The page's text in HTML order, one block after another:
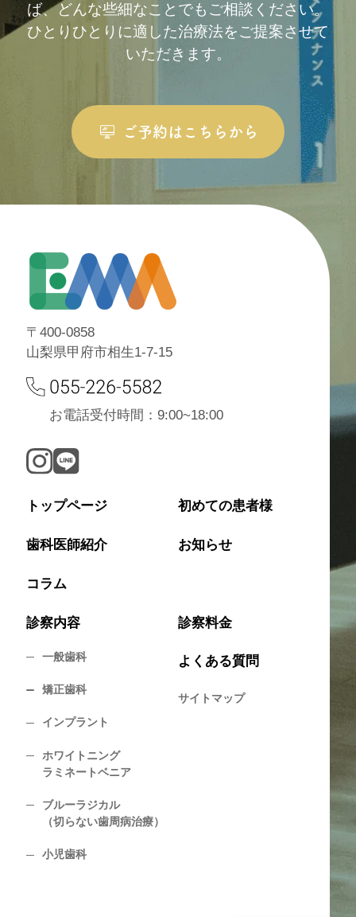
ば、どんな些細なことでもご相談ください。
ひとりひとりに適した治療法をご提案させて
いただきます。
ご予約はこちらから
〒400-0858
山梨県甲府市相生1-7-15
お電話受付時間：9:00~18:00
トップページ 初めての患者様
歯科医師紹介 お知らせ
コラム
診察内容
一般歯科
矯正歯科
インプラント
ホワイトニング
ラミネートベニア
ブルーラジカル
（切らない歯周病治療）
小児歯科
診察料金
よくある質問
サイトマップ